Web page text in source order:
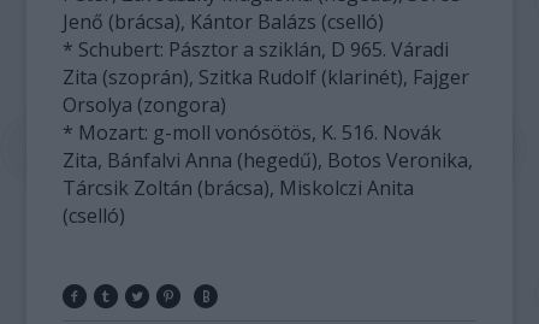
Jenő (brácsa), Kántor Balázs (cselló)
* Schubert: Pásztor a sziklán, D 965. Váradi
Zita (szoprán), Szitka Rudolf (klarinét), Fajger
Orsolya (zongora)
* Mozart: g-moll vonósötös, K. 516. Novák
Zita, Bánfalvi Anna (hegedű), Botos Veronika,
Tárcsik Zoltán (brácsa), Miskolczi Anita
(cselló)